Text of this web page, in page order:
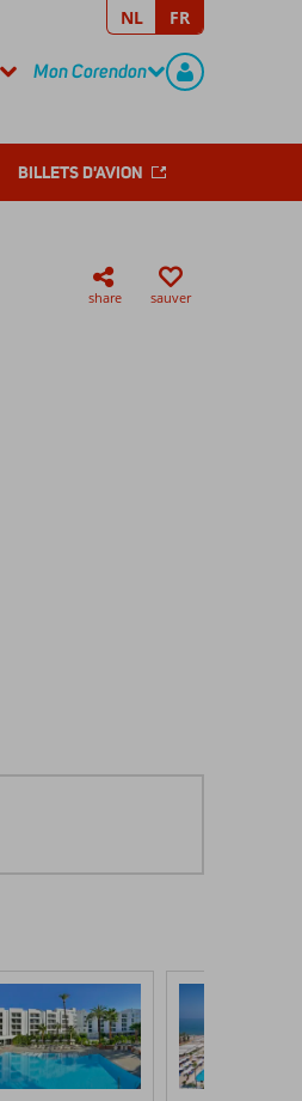
CONTACT
Mon Corendon
REGISTERNL FR
BILLETS D'AVION
share sauver